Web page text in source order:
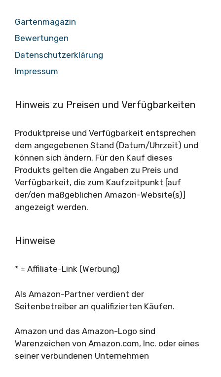
Gartenmagazin
Bewertungen
Datenschutzerklärung
Impressum
Hinweis zu Preisen und Verfügbarkeiten
Produktpreise und Verfügbarkeit entsprechen
dem angegebenen Stand (Datum/Uhrzeit) und
können sich ändern. Für den Kauf dieses
Produkts gelten die Angaben zu Preis und
Verfügbarkeit, die zum Kaufzeitpunkt [auf
der/den maßgeblichen Amazon-Website(s)]
angezeigt werden.
Hinweise
* = Affiliate-Link (Werbung)
Als Amazon-Partner verdient der
Seitenbetreiber an qualifizierten Käufen.
Amazon und das Amazon-Logo sind
Warenzeichen von Amazon.com, Inc. oder eines
seiner verbundenen Unternehmen